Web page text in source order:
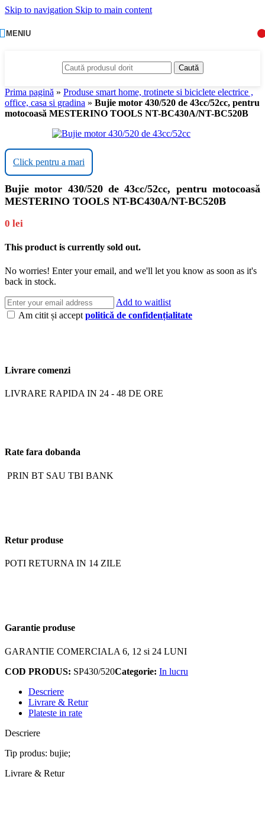
Skip to navigation Skip to main content
MENIU
Caută
Prima pagină » Produse smart home, trotinete si biciclete electrice ,
office, casa si gradina » Bujie motor 430/520 de 43cc/52cc, pentru
motocoasă MESTERINO TOOLS NT-BC430A/NT-BC520B
Click pentru a mari
Bujie motor 430/520 de 43cc/52cc, pentru motocoasă
MESTERINO TOOLS NT-BC430A/NT-BC520B
0 lei
This product is currently sold out.
No worries! Enter your email, and we'll let you know as soon as it's
back in stock.
Add to waitlist
Am citit și accept politică de confidențialitate
Livrare comenzi
LIVRARE RAPIDA IN 24 - 48 DE ORE
Rate fara dobanda
PRIN BT SAU TBI BANK
Retur produse
POTI RETURNA IN 14 ZILE
Garantie produse
GARANTIE COMERCIALA 6, 12 si 24 LUNI
COD PRODUS: SP430/520Categorie: In lucru
Descriere
Livrare & Retur
Plateste in rate
Descriere
Tip produs: bujie;
Livrare & Retur